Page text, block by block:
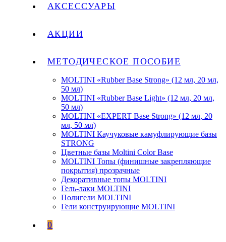
АКСЕССУАРЫ
АКЦИИ
МЕТОДИЧЕСКОЕ ПОСОБИЕ
MOLTINI «Rubber Base Strong» (12 мл, 20 мл,
50 мл)
MOLTINI «Rubber Base Light» (12 мл, 20 мл,
50 мл)
MOLTINI «EXPERT Base Strong» (12 мл, 20
мл, 50 мл)
MOLTINI Каучуковые камуфлирующие базы
STRONG
Цветные базы Moltini Color Base
MOLTINI Топы (финишные закрепляющие
покрытия) прозрачные
Декоративные топы MOLTINI
Гель-лаки MOLTINI
Полигели MOLTINI
Гели конструирующие MOLTINI
0